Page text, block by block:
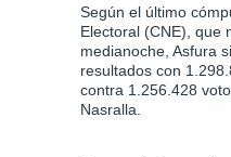
Según el último
Electoral (CNE), que
medianoche, Asfura
resultados con
contra 1.256.428
Nasralla.